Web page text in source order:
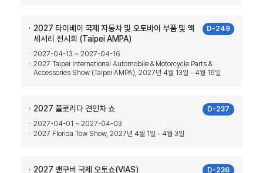
D-249
2027 타이베이 국제 자동차 및 오토바이 부품 및 액
세서리 전시회 (Taipei AMPA)
2027-04-13 ~ 2027-04-16
2027 Taipei International Automobile & Motorcycle Parts &
Accessories Show (Taipei AMPA), 2027년 4월 13일 - 4월 16일
D-237
2027 플로리다 견인차 쇼
2027-04-01 ~ 2027-04-03
2027 Florida Tow Show, 2027년 4월 1일 - 4월 3일
D-236
2027 밴쿠버 국제 오토쇼(VIAS)